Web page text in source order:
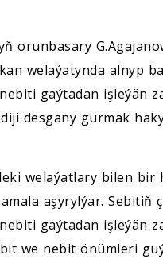
orunbasary
welaýatynda alnyp
gaýtadan işleýän
desgany gurmak
welaýatlary bilen
aşyrylýar. Sebitiň
gaýtadan işleýän
we nebit önümleri